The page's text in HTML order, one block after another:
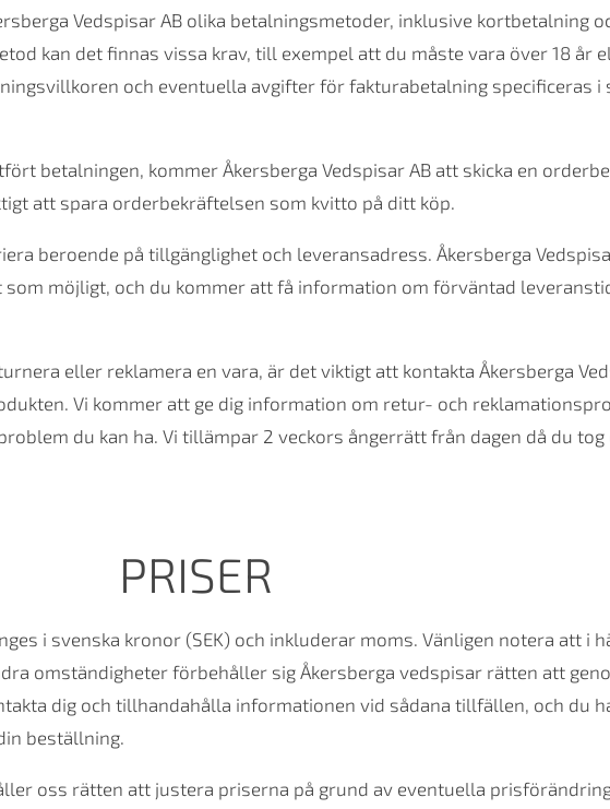
Vedspisar AB olika betalningsmetoder, inklusive kortbetalning
kan det finnas vissa krav, till exempel att du måste vara över 18 år
och eventuella avgifter för fakturabetalning specificeras i
betalningen, kommer Åkersberga Vedspisar AB att skicka en
att spara orderbekräftelsen som kvitto på ditt köp.
beroende på tillgänglighet och leveransadress. Åkersberga
möjligt, och du kommer att få information om förväntad
eller reklamera en vara, är det viktigt att kontakta Åkersberga
Vi kommer att ge dig information om retur- och
du kan ha. Vi tillämpar 2 veckors ångerrätt från dagen då du tog
PRISER
i svenska kronor (SEK) och inkluderar moms. Vänligen notera att i
omständigheter förbehåller sig Åkersberga vedspisar rätten att
dig och tillhandahålla informationen vid sådana tillfällen, och du
beställning.
oss rätten att justera priserna på grund av eventuella